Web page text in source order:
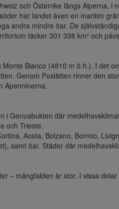
och Österrike längs Alperna, i
har landet även en maritim
andra mindre öar. De
täcker 301 338 km² och
Bianco (4810 m ö.h.). I det
Genom Poslätten rinner den
Apenninerna.
i Genuabukten där
och Trieste.
Aosta, Bolzano, Bormio,
samt öar. Städer där
– mångfalden är stor. I vissa